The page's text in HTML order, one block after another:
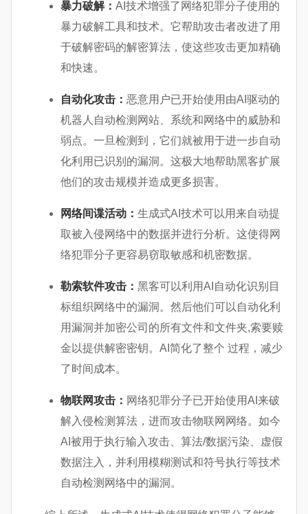
暴力破解： AI技术增强了网络犯罪分子使用的
暴力破解工具和技术。它帮助攻击者改进了用
于破解密码的解密算法，使这些攻击更加精确
和快速。
自动化攻击： 恶意用户已开始使用由AI驱动的
机器人自动检测网站、系统和网络中的威胁和
弱点。一旦检测到，它们就被用于进一步自动
化利用已识别的漏洞。这极大地帮助黑客扩展
他们的攻击规模并造成更多损害。
网络间谍活动： 生成式AI技术可以用来自动提
取被入侵网络中的数据并进行分析。这使得网
络犯罪分子更容易窃取敏感和机密数据。
勒索软件攻击： 黑客可以利用AI自动化识别目
标组织网络中的漏洞。然后他们可以自动化利
用漏洞并加密公司的所有文件和文件夹,索要赎
金以提供解密密钥。AI简化了整个 过程，减少
了时间成本。
物联网攻击： 网络犯罪分子已开始使用AI来破
解入侵检测算法，进而攻击物联网网络。如今
AI被用于执行输入攻击、算法/数据污染、虚假
数据注入，并利用模糊测试和符号执行等技术
自动检测网络中的漏洞。